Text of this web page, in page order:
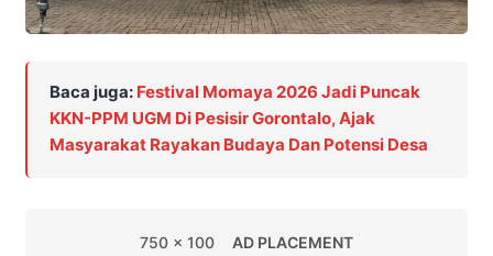
Baca juga: Festival Momaya 2026 Jadi Puncak
KKN-PPM UGM Di Pesisir Gorontalo, Ajak
Masyarakat Rayakan Budaya Dan Potensi Desa
750 x 100 AD PLACEMENT